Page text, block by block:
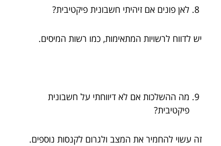
לאן פונים אם זיהיתי חשבונית פיקטיבית?
יש לדווח לרשויות המתאימות, כמו רשות המיסים.
מה ההשלכות אם לא דיווחתי על חשבונית
פיקטיבית?
זה עשוי להחמיר את המצב ולגרום לקנסות נוספים.